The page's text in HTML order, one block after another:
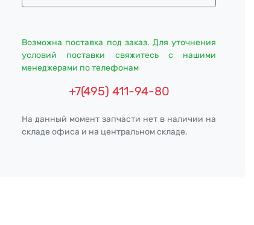
Возможна поставка под заказ. Для уточнения
условий поставки свяжитесь с нашими
менеджерами по телефонам
+7(495) 411-94-80
На данный момент запчасти нет в наличии на
складе офиса и на центральном складе.